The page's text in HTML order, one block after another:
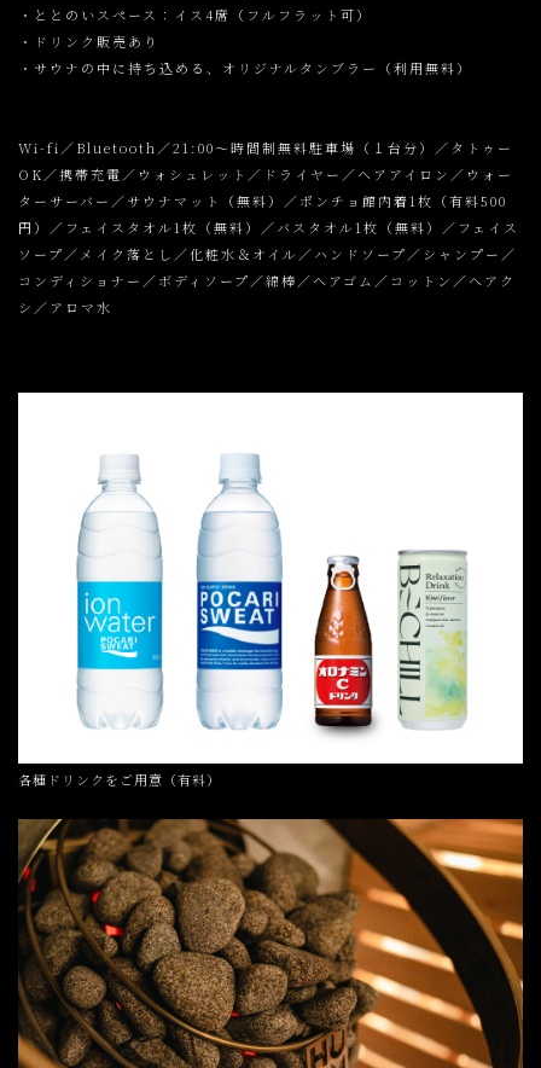
・ととのいスペース：イス4席（フルフラット可）
・ドリンク販売あり
・サウナの中に持ち込める、オリジナルタンブラー（利用無料）
Wi-fi／Bluetooth／21:00〜時間制無料駐車場（１台分）／タトゥー
OK／携帯充電／ウォシュレット／ドライヤー／ヘアアイロン／ウォー
ターサーバー／サウナマット（無料）／ポンチョ館内着1枚（有料500
円）／フェイスタオル1枚（無料）／バスタオル1枚（無料）／フェイス
ソープ／メイク落とし／化粧水＆オイル／ハンドソープ／シャンプー／
コンディショナー／ボディソープ／綿棒／ヘアゴム／コットン／ヘアク
シ／アロマ水
各種ドリンクをご用意（有料）